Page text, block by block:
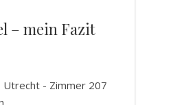
– mein Fazit